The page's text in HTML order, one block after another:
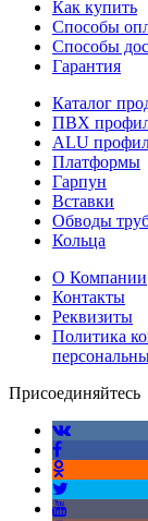
Как купить
Способы
Способы
Гарантия
Каталог
ПВХ
ALU
Платформы
Гарпун
Вставки
Обводы
Кольца
О Компании
Контакты
Реквизиты
Политика
Присоединяйтесь